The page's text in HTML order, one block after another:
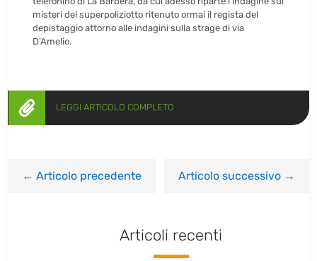
misteri del superpoliziotto ritenuto ormai il regista del
depistaggio attorno alle indagini sulla strage di via
D’Amelio.
 LEGGI ARTICOLO COMPLETO
←Articolo precedente Articolo successivo→
Articoli recenti